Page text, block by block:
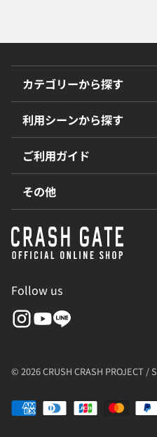
カテゴリーから探す
利用シーンから探す
ご利用ガイド
その他
Follow us
© 2026 CRUSH CRASH PROJECT /